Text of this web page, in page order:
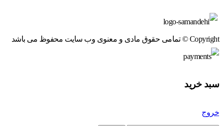
Copyright © تمامی حقوق مادی و معنوی وب سایت محفوظ می باشد
سبد خرید
خروج